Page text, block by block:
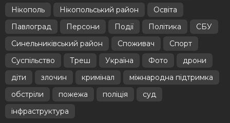
Нікополь
Нікопольський район
Освіта
Павлоград
Персони Події Політика
СБУ
Синельниківський район
Споживач
Спорт
Суспільство
Треш Україна Фото
дрони
діти
злочин кримінал
міжнародна підтримка
обстріли
пожежа поліція
суд
інфраструктура